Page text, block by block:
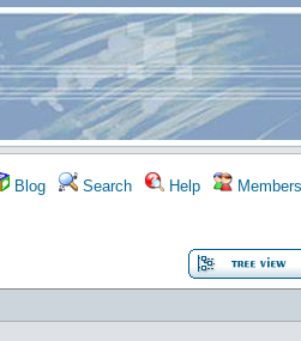
Blog Search Help Members